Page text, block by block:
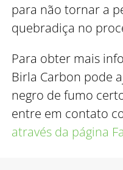
para não tornar a
quebradiça no
Para obter mais
Birla Carbon pode
negro de fumo
entre em contato
através da página